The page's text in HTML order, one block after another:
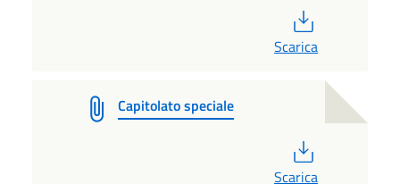
Scarica
Capitolato speciale
Scarica